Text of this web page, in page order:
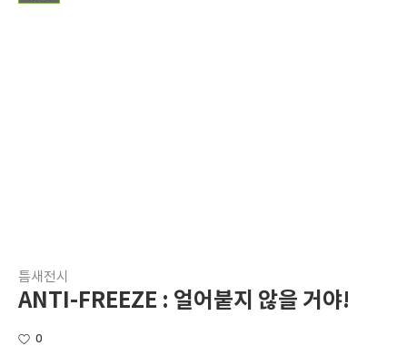
틈새전시
ANTI-FREEZE : 얼어붙지 않을 거야!
0